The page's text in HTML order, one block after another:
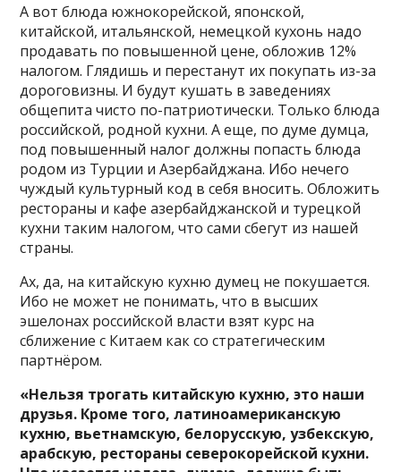
А вот блюда южнокорейской, японской,
китайской, итальянской, немецкой кухонь надо
продавать по повышенной цене, обложив 12%
налогом. Глядишь и перестанут их покупать из-за
дороговизны. И будут кушать в заведениях
общепита чисто по-патриотически. Только блюда
российской, родной кухни. А еще, по думе думца,
под повышенный налог должны попасть блюда
родом из Турции и Азербайджана. Ибо нечего
чуждый культурный код в себя вносить. Обложить
рестораны и кафе азербайджанской и турецкой
кухни таким налогом, что сами сбегут из нашей
страны.
Ах, да, на китайскую кухню думец не покушается.
Ибо не может не понимать, что в высших
эшелонах российской власти взят курс на
сближение с Китаем как со стратегическим
партнёром.
«Нельзя трогать китайскую кухню, это наши
друзья. Кроме того, латиноамериканскую
кухню, вьетнамскую, белорусскую, узбекскую,
арабскую, рестораны северокорейской кухни.